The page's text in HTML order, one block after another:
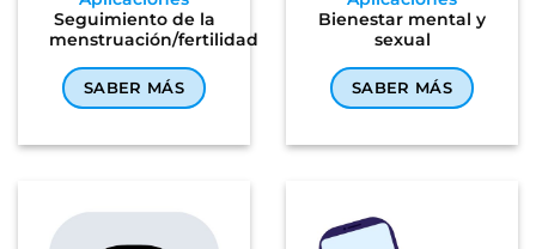
Seguimiento de la
menstruación/fertilidad
SABER MÁS
Bienestar mental y
sexual
SABER MÁS